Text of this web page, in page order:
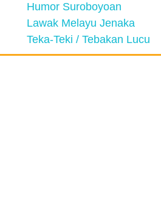
Humor Suroboyoan
Lawak Melayu Jenaka
Teka-Teki / Tebakan Lucu